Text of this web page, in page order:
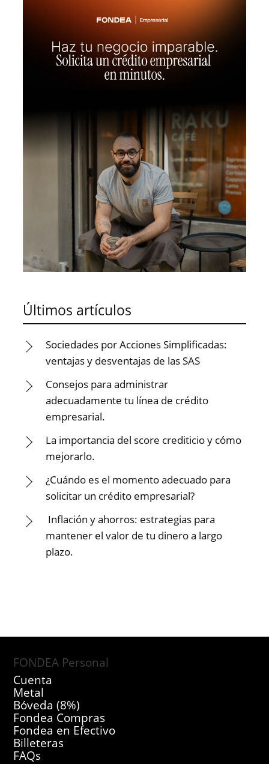
Últimos artículos
Sociedades por Acciones Simplificadas:
ventajas y desventajas de las SAS
Consejos para administrar
adecuadamente tu línea de crédito
empresarial.
La importancia del score crediticio y cómo
mejorarlo.
¿Cuándo es el momento adecuado para
solicitar un crédito empresarial?
Inflación y ahorros: estrategias para
mantener el valor de tu dinero a largo
plazo.
FONDEA Personal
Cuenta
Metal
Bóveda (8%)
Fondea Compras
Fondea en Efectivo
Billeteras
FAQs